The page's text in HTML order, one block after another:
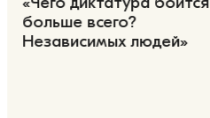
больше всего?
Независимых людей»